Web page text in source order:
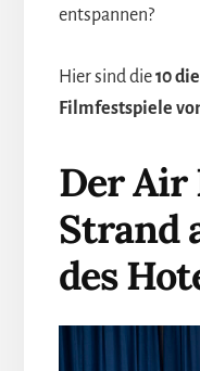
entspannen?
Hier sind die10
Filmfestspiele
Der Air
Strand
des